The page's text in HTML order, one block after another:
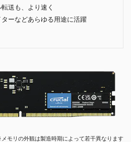
送も、より速く
ーなどあらゆる用途に活躍
モリの外観は製造時期によって若干異なります